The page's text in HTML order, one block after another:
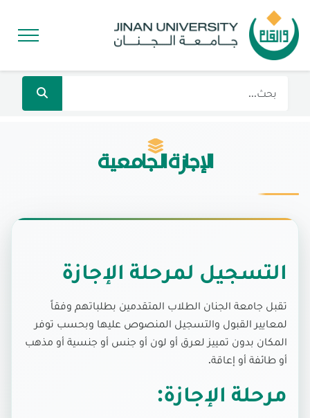
الإجازة الجامعية
التسجيل لمرحلة الإجازة
تقبل جامعة الجنان الطلاب المتقدمين بطلباتهم وفقاً
لمعايير القبول والتسجيل المنصوص عليها وبحسب توفر
المكان بدون تمييز لعرق أو لون أو جنس أو جنسية أو مذهب
أو طائفة أو إعاقة.
مرحلة الإجازة: